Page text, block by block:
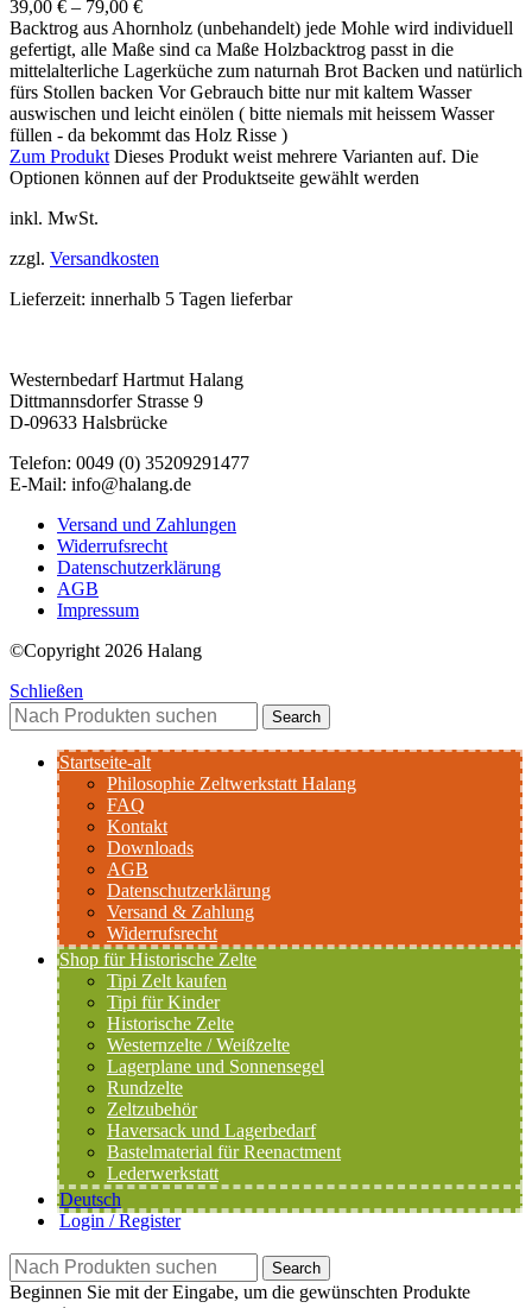
39,00 € – 79,00 €
Backtrog aus Ahornholz (unbehandelt) jede Mohle wird individuell
gefertigt, alle Maße sind ca Maße Holzbacktrog passt in die
mittelalterliche Lagerküche zum naturnah Brot Backen und natürlich
fürs Stollen backen Vor Gebrauch bitte nur mit kaltem Wasser
auswischen und leicht einölen ( bitte niemals mit heissem Wasser
füllen - da bekommt das Holz Risse )
Zum Produkt Dieses Produkt weist mehrere Varianten auf. Die
Optionen können auf der Produktseite gewählt werden
inkl. MwSt.
zzgl. Versandkosten
Lieferzeit: innerhalb 5 Tagen lieferbar
Westernbedarf Hartmut Halang
Dittmannsdorfer Strasse 9
D-09633 Halsbrücke
Telefon: 0049 (0) 35209291477
E-Mail: info@halang.de
Versand und Zahlungen
Widerrufsrecht
Datenschutzerklärung
AGB
Impressum
©Copyright 2026 Halang
Schließen
Search
Startseite-alt
Philosophie Zeltwerkstatt Halang
FAQ
Kontakt
Downloads
AGB
Datenschutzerklärung
Versand & Zahlung
Widerrufsrecht
Shop für Historische Zelte
Tipi Zelt kaufen
Tipi für Kinder
Historische Zelte
Westernzelte / Weißzelte
Lagerplane und Sonnensegel
Rundzelte
Zeltzubehör
Haversack und Lagerbedarf
Bastelmaterial für Reenactment
Lederwerkstatt
Deutsch
Login / Register
Search
Beginnen Sie mit der Eingabe, um die gewünschten Produkte